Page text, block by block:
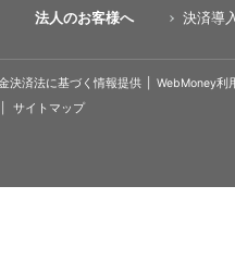
法人のお客様へ 決済導
決済法に基づく情報提供
WebMoney利
サイトマップ